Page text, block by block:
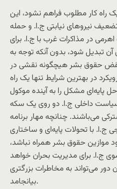
راه کار مطلوب فراهم نشود، این
نیروهای نیابتی ج.ا. و حمله
اهرمی در مذاکرات غرب با ج.ا. برای
آن تبدیل شود، بدون آنکه توجه به
حقوق بشر هیچگونه نقشی در
در بهترین شرایط تنها یک راه
مشکل را به آینده موکول
داخلی ج.ا. دو روی یک سکه
می‌باشند. چنانچه مهار برنامه
با تحولات پایه‌ای و ساختاری
موازین حقوق بشر همراه نباشد،
ج.ا. برای مدیریت بحران خواهد
دور می‌تواند به مخاطرات بزرگتری
بیانجامد.